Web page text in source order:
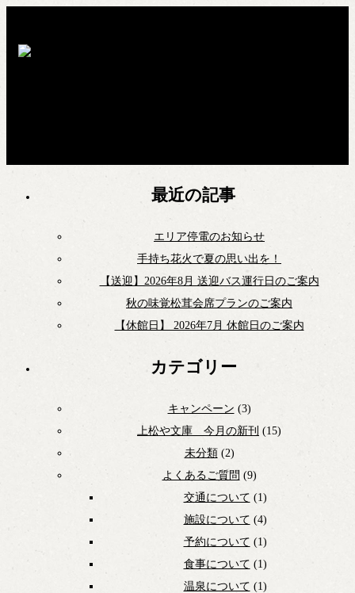
最近の記事
エリア停電のお知らせ
手持ち花火で夏の思い出を！
【送迎】2026年8月 送迎バス運行日のご案内
秋の味覚松茸会席プランのご案内
【休館日】 2026年7月 休館日のご案内
カテゴリー
キャンペーン (3)
上松や文庫 今月の新刊 (15)
未分類(2)
よくあるご質問 (9)
交通について (1)
施設について (4)
予約について (1)
食事について (1)
温泉について (1)